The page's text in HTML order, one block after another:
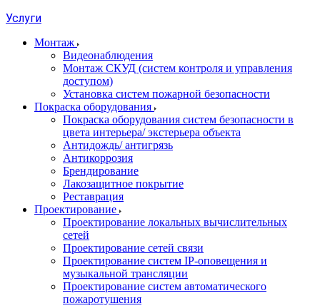
Услуги
Монтаж
Видеонаблюдения
Монтаж СКУД (систем контроля и управления
доступом)
Установка систем пожарной безопасности
Покраска оборудования
Покраска оборудования систем безопасности в
цвета интерьера/ экстерьера объекта
Антидождь/ антигрязь
Антикоррозия
Брендирование
Лакозащитное покрытие
Реставрация
Проектирование
Проектирование локальных вычислительных
сетей
Проектирование сетей связи
Проектирование систем IP-оповещения и
музыкальной трансляции
Проектирование систем автоматического
пожаротушения